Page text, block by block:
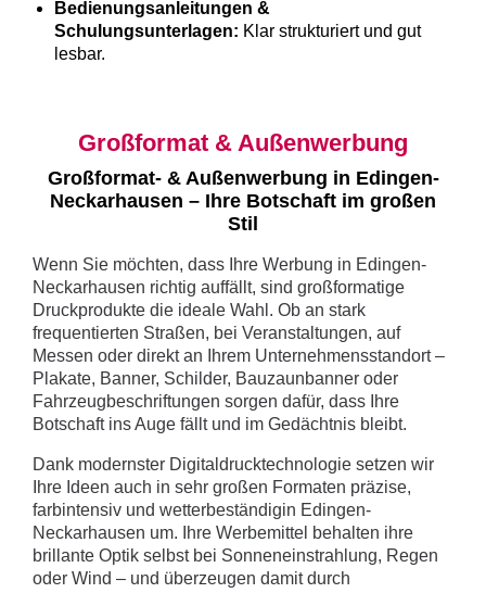
Bedienungsanleitungen &
Schulungsunterlagen: Klar strukturiert und gut
lesbar.
Großformat & Außenwerbung
Großformat- & Außenwerbung in Edingen-
Neckarhausen – Ihre Botschaft im großen
Stil
Wenn Sie möchten, dass Ihre Werbung in Edingen-
Neckarhausen richtig auffällt, sind großformatige
Druckprodukte die ideale Wahl. Ob an stark
frequentierten Straßen, bei Veranstaltungen, auf
Messen oder direkt an Ihrem Unternehmensstandort –
Plakate, Banner, Schilder, Bauzaunbanner oder
Fahrzeugbeschriftungen sorgen dafür, dass Ihre
Botschaft ins Auge fällt und im Gedächtnis bleibt.
Dank modernster Digitaldrucktechnologie setzen wir
Ihre Ideen auch in sehr großen Formaten präzise,
farbintensiv und wetterbeständigin Edingen-
Neckarhausen um. Ihre Werbemittel behalten ihre
brillante Optik selbst bei Sonneneinstrahlung, Regen
oder Wind – und überzeugen damit durch